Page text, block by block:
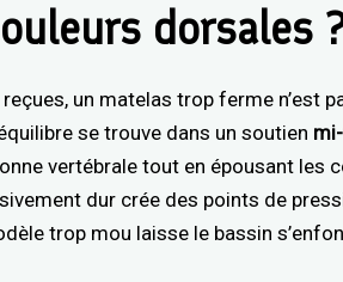
dorsales
un matelas trop ferme n’est
se trouve dans un soutien
vertébrale tout en épousant les
dur crée des points de
trop mou laisse le bassin